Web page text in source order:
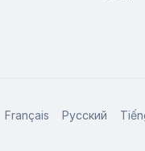
Français Русский